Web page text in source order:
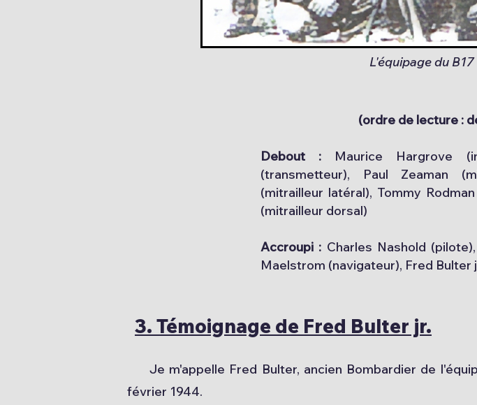
L'équipage du B17
(ordre de lecture :
Debout : Maurice Hargrove
(transmetteur), Paul Zeaman
(mitrailleur latéral), Tommy
(mitrailleur dorsal)
Accroupi : Charles Nashold
Maelstrom (navigateur), Fred Bulter
3. Témoignage de Fred Bulter jr.
Je m'appelle Fred Bulter, ancien Bombardier de
février 1944.